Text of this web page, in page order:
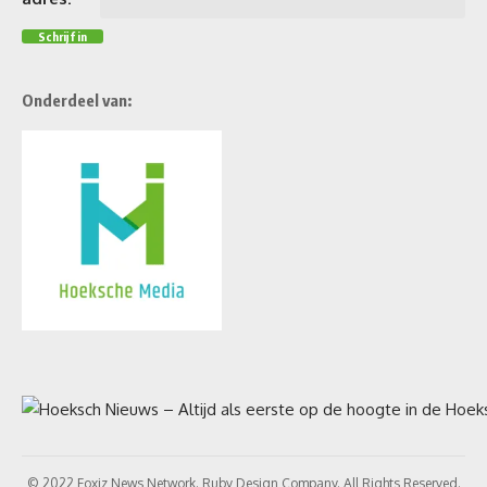
Onderdeel van:
© 2022 Foxiz News Network. Ruby Design Company. All Rights Reserved.